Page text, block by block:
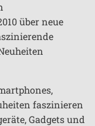
über neue
faszinieren
Gadgets und